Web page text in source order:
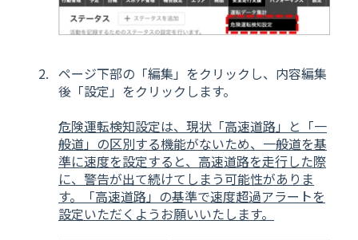
ページ下部の「編集」をクリックし、内容編集
後「設定」をクリックします。
危険運転検知設定は、現状「高速道路」と「一
般道」の区別する機能がないため、一般道を基
準に速度を設定すると、高速道路を走行した際
に、警告が出て続けてしまう可能性がありま
す。「高速道路」の基準で速度超過アラートを
設定いただくようお願いいたします。